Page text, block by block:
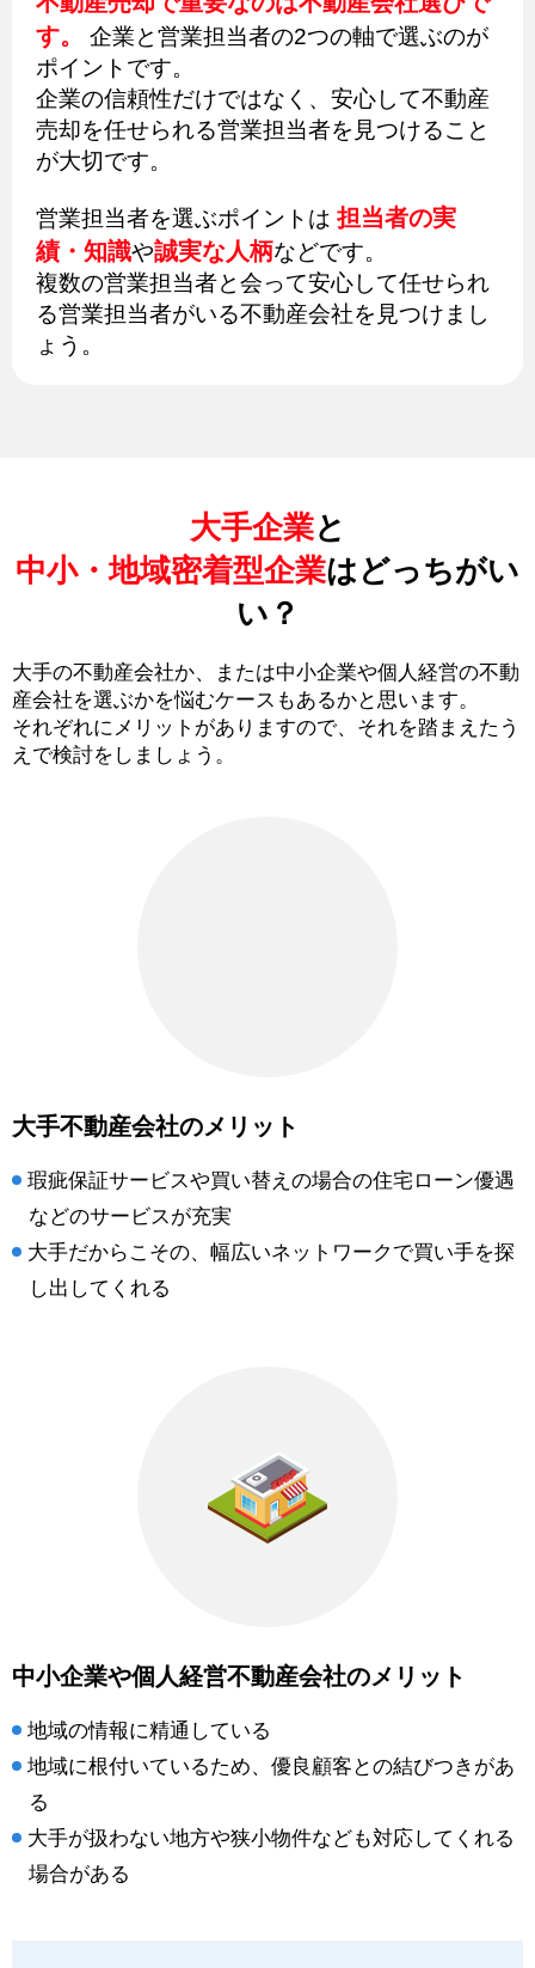
す。
企業と営業担当者の2つの軸で選ぶのが
ポイントです。
企業の信頼性だけではなく、安心して不動産
売却を任せられる営業担当者を見つけること
が大切です。
営業担当者を選ぶポイントは 担当者の実
績・知識や誠実な人柄などです。
複数の営業担当者と会って安心して任せられ
る営業担当者がいる不動産会社を見つけまし
ょう。
大手企業と
中小・地域密着型企業はどっちがい
い？
大手の不動産会社か、または中小企業や個人経営の不動
産会社を選ぶかを悩むケースもあるかと思います。
それぞれにメリットがありますので、それを踏まえたう
えで検討をしましょう。
大手不動産会社のメリット
瑕疵保証サービスや買い替えの場合の住宅ローン優遇
などのサービスが充実
大手だからこその、幅広いネットワークで買い手を探
し出してくれる
中小企業や個人経営不動産会社のメリット
地域の情報に精通している
地域に根付いているため、優良顧客との結びつきがあ
る
大手が扱わない地方や狭小物件なども対応してくれる
場合がある